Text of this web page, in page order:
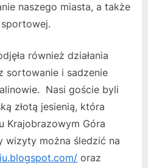
naszego miasta, a także
również działania
sortowanie i sadzenie
Nasi goście byli
złotą jesienią, która
Krajobrazowym Góra
wizyty można śledzić na
oraz